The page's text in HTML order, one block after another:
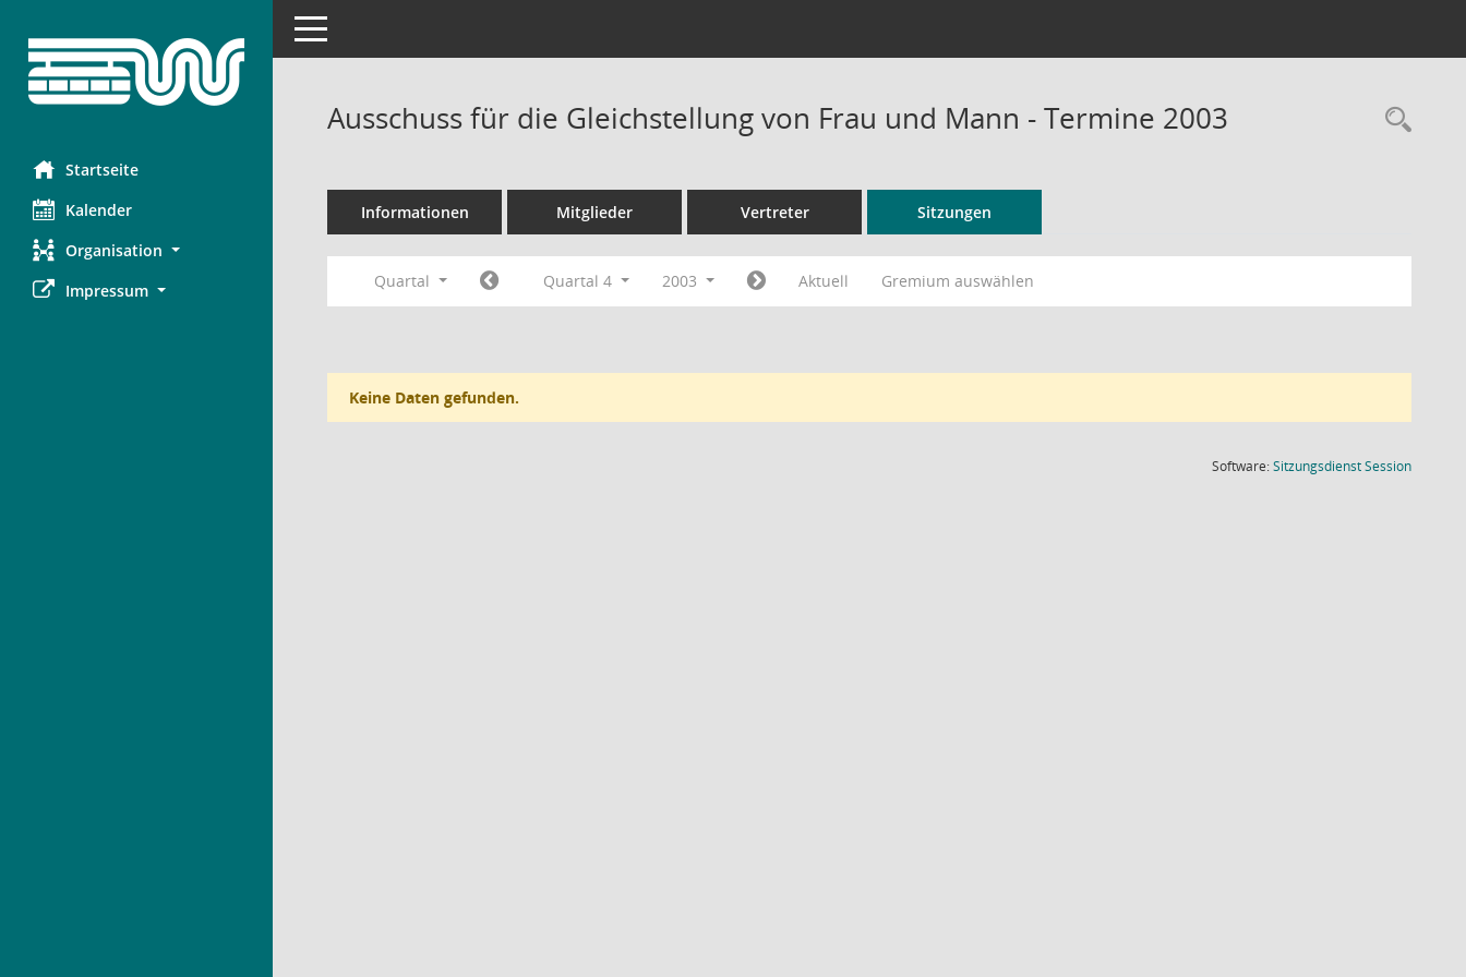
Startseite
Kalender
Organisation
Impressum
Toggle navigation
Ausschuss für die Gleichstellung von Frau und Mann - Termine 2003
Informationen Mitglieder Vertreter Sitzungen
Quartal Quartal 4 2003 Aktuell Gremium auswählen
Keine Daten gefunden.
Software:SitzungsdienstSession(Wird in